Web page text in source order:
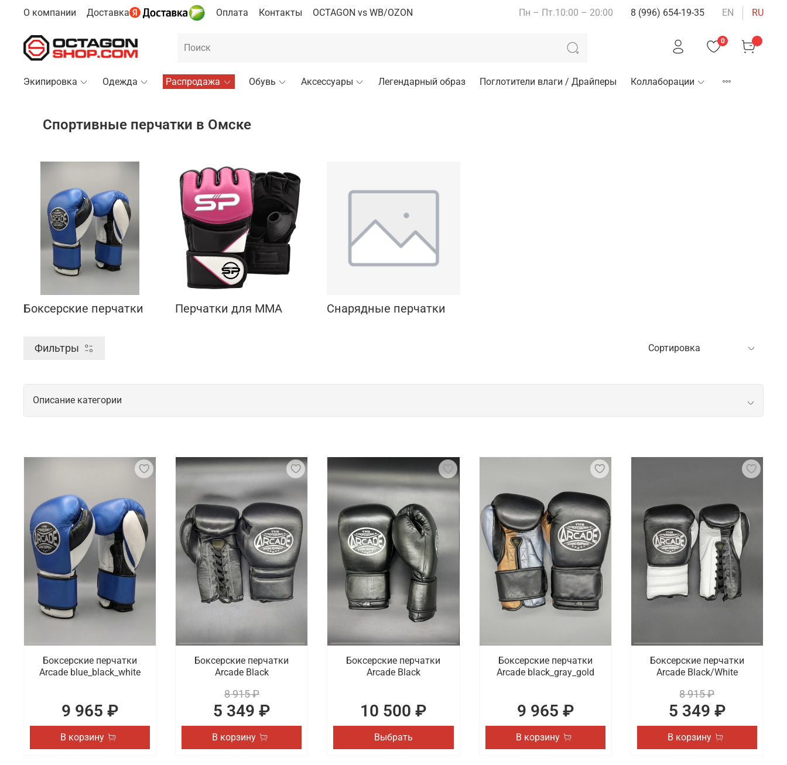
О компании Доставка Оплата Контакты OCTAGON vs WB/OZON Пн – Пт.10:00 – 20:00 8 (996) 654-19-35 EN RU
0
Экипировка Одежда Распродажа Обувь Аксессуары Легендарный образ Поглотители влаги / Драйперы Коллаборации
Спортивные перчатки в Омске
Боксерские перчатки Перчатки для ММА Снарядные перчатки
Фильтры
Описание категории
также обеспечивают хороший захват снарядов, в результате чего снижается риск травм и повышается эффективность занятий. Перчатки обычно
изготавливаются из прочных и дышащих материалов, что позволяет рукам оставаться сухими и предотвращает скольжение.
Что мы предлагаем на выбор
В каталоге доступны на выбор разные модели перчаток, которые являются востребованными для спортсменов, занимающихся разными дисциплинами. Готовы
предложить защитную экипировку для бокса, ММА, а также снарядные модели. Представлены разные расцветки в ассортименте.
Где заказать перчатки для спорта с быстрой доставкой по Омску
В интернет-магазине Octagon Shop можно купить спортивные перчатки высокого качества из натуральной кожи или кожзама. Предлагаем женские, мужские и
унисекс модели, декорированные оригинальными принтами. Доставка покупок осуществляется по Омску.
Боксерские перчатки
Arcade blue_black_white
9 965 ₽
В корзину
Боксерские перчатки
Arcade Black
8 915 ₽
5 349 ₽
В корзину
Боксерские перчатки
Arcade Black
10 500 ₽
Выбрать
Боксерские перчатки
Arcade black_gray_gold
9 965 ₽
В корзину
Боксерские перчатки
Arcade Black/White
8 915 ₽
5 349 ₽
В корзину